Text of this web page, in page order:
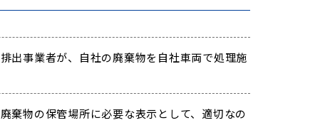
排出事業者が、自社の廃棄物を自社車両で処理施
廃棄物の保管場所に必要な表示として、適切なの